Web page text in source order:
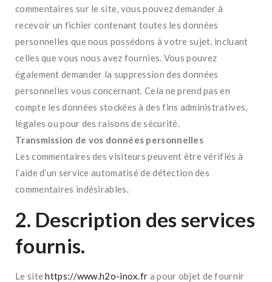
commentaires sur le site, vous pouvez demander à
recevoir un fichier contenant toutes les données
personnelles que nous possédons à votre sujet, incluant
celles que vous nous avez fournies. Vous pouvez
également demander la suppression des données
personnelles vous concernant. Cela ne prend pas en
compte les données stockées à des fins administratives,
légales ou pour des raisons de sécurité.
Transmission de vos données personnelles
Les commentaires des visiteurs peuvent être vérifiés à
l’aide d’un service automatisé de détection des
commentaires indésirables.
2. Description des services
fournis.
Le sitehttps://www.h2o-inox.fr a pour objet de fournir